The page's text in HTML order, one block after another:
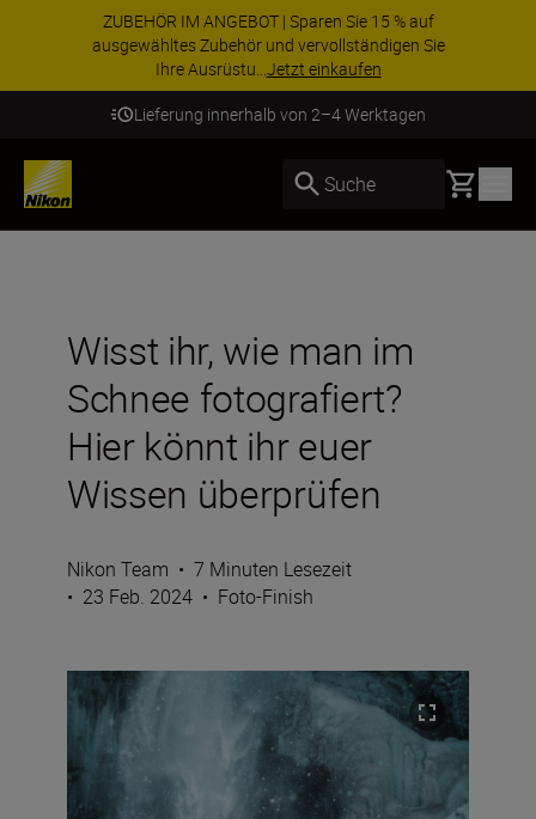
ZUBEHÖR IM ANGEBOT | Sparen Sie 15 % auf
ausgewähltes Zubehör und vervollständigen Sie
Ihre Ausrüstu...Jetzt einkaufen
Lieferung innerhalb von 2–4 Werktagen
Suche Basket
Wisst ihr, wie man im
Schnee fotografiert?
Hier könnt ihr euer
Wissen überprüfen
Nikon Team • 7 Minuten Lesezeit
• 23 Feb. 2024 • Foto-Finish